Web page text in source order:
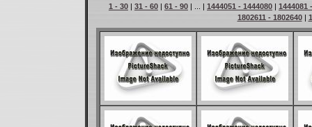
1 - 30 | 31 - 60 | 61 - 90 | ... | 1444051 - 1444080 | 1444081
1802611 - 1802640|